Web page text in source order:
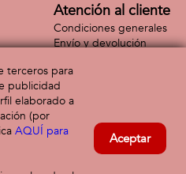
Atención al cliente
Condiciones generales
Envío y devolución
terceros para
publicidad
elaborado a
(por
AQUÍ para
Aceptar